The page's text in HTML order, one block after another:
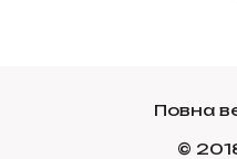
Повна
©